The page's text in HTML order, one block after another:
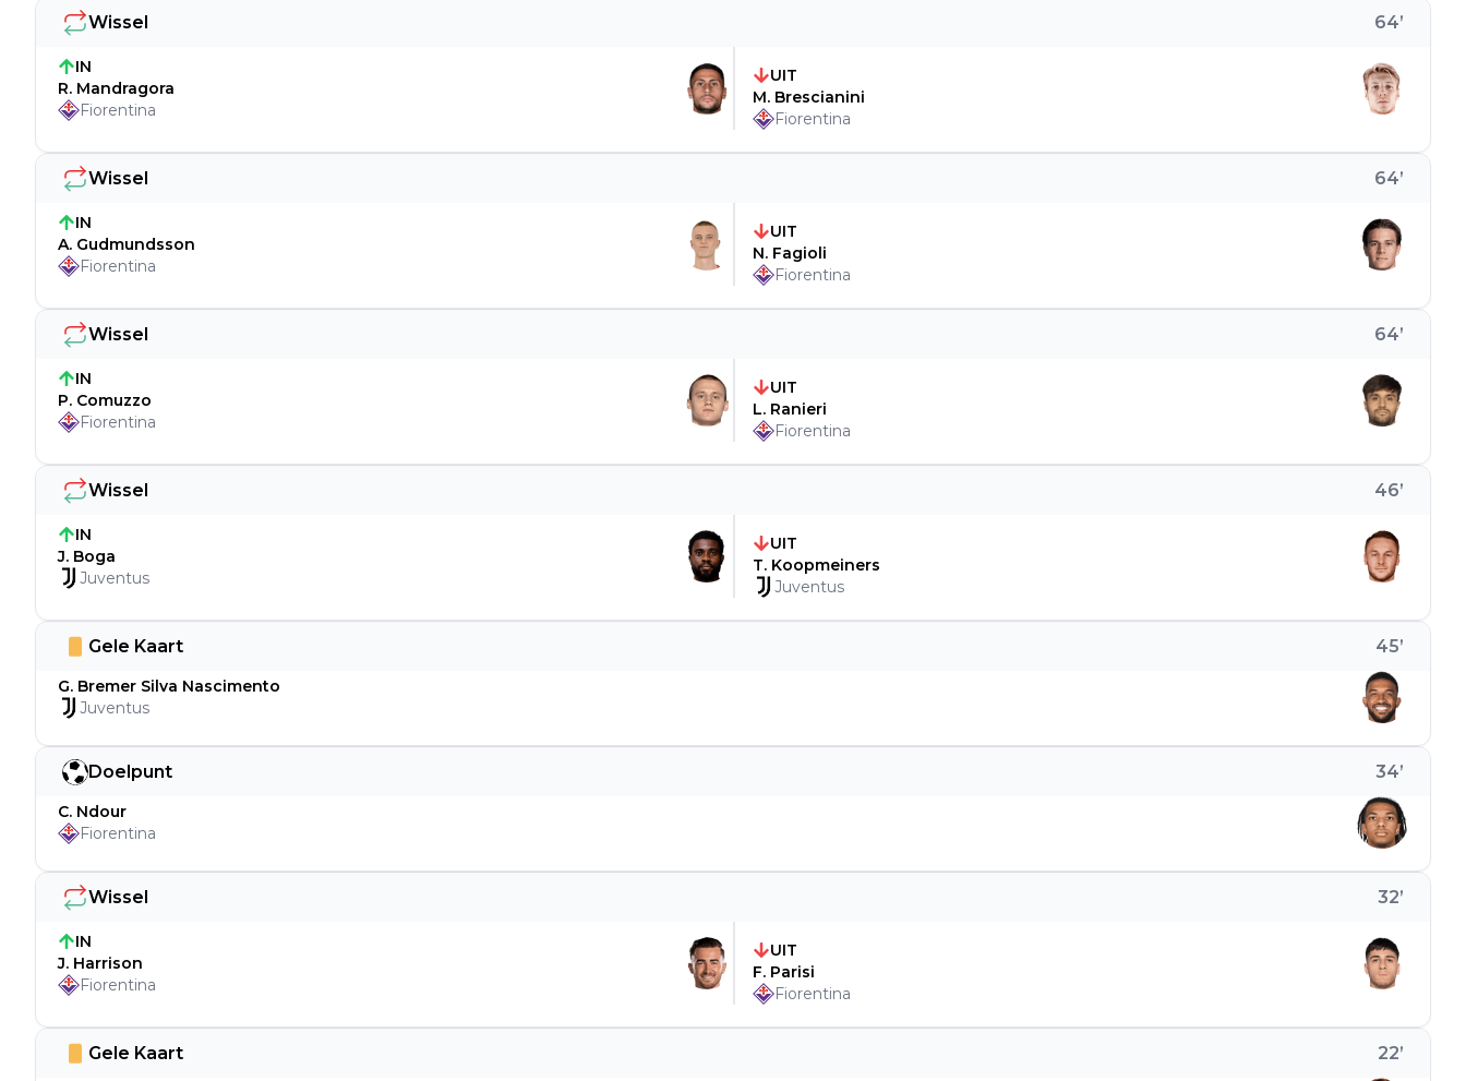
Gele Kaart 22’
Wissel 32’
IN
J. Harrison
Fiorentina
UIT
F. Parisi
Fiorentina
Doelpunt 34’
C. Ndour
Fiorentina
Gele Kaart 45’
G. Bremer Silva Nascimento
Juventus
Wissel 46’
IN
J. Boga
Juventus
UIT
T. Koopmeiners
Juventus
Wissel 64’
IN
P. Comuzzo
Fiorentina
UIT
L. Ranieri
Fiorentina
Wissel 64’
IN
A. Gudmundsson
Fiorentina
UIT
N. Fagioli
Fiorentina
Wissel 64’
IN
R. Mandragora
Fiorentina
UIT
M. Brescianini
Fiorentina